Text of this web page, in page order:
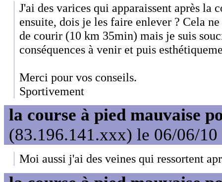
J'ai des varices qui apparaissent après la
ensuite, dois je les faire enlever ? Cela
de courir (10 km 35min) mais je suis
conséquences à venir et puis
Merci pour vos conseils.
Sportivement
la course à pied mauvaise
(83.196.141.xxx) le 06/06/10
Moi aussi j'ai des veines qui ressortent